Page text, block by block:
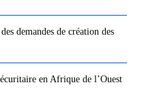
demandes de création des
en Afrique de l’Ouest